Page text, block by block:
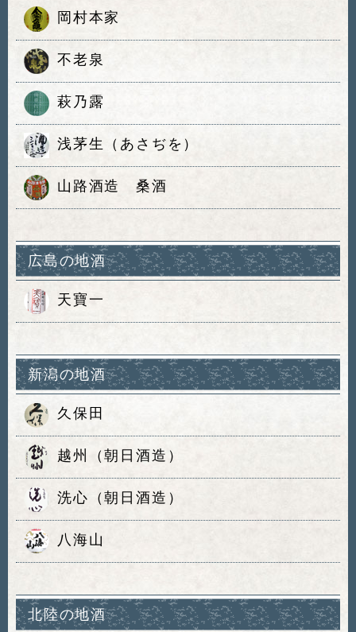
岡村本家
不老泉
萩乃露
浅茅生（あさぢを）
山路酒造 桑酒
広島の地酒
天寶一
新潟の地酒
久保田
越州（朝日酒造）
洗心（朝日酒造）
八海山
北陸の地酒